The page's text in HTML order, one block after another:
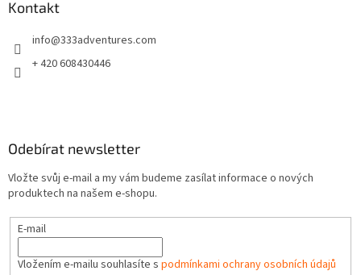
Kontakt
info@333adventures.com
+ 420 608430446
Odebírat newsletter
Vložte svůj e-mail a my vám budeme zasílat informace o nových
produktech na našem e-shopu.
E-mail
Vložením e-mailu souhlasíte s podmínkami ochrany osobních údajů